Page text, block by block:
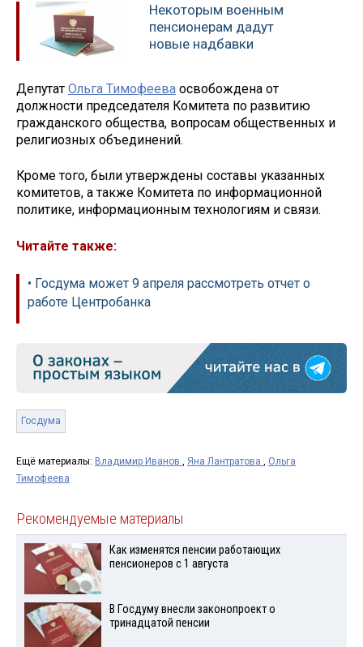
Некоторым военным
пенсионерам дадут
новые надбавки
Депутат Ольга Тимофеева освобождена от
должности председателя Комитета по развитию
гражданского общества, вопросам общественных и
религиозных объединений.
Кроме того, были утверждены составы указанных
комитетов, а также Комитета по информационной
политике, информационным технологиям и связи.
Читайте также:
• Госдума может 9 апреля рассмотреть отчет о
работе Центробанка
Госдума
Ещё материалы: Владимир Иванов , Яна Лантратова , Ольга
Тимофеева
Рекомендуемые материалы
Как изменятся пенсии работающих
пенсионеров с 1 августа
В Госдуму внесли законопроект о
тринадцатой пенсии